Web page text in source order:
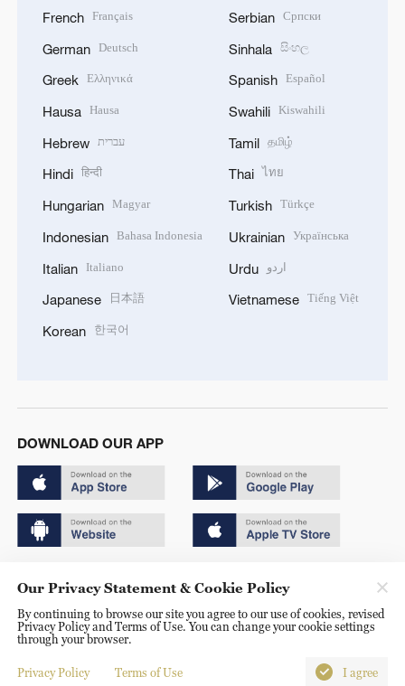
French Français
German Deutsch
Greek Ελληνικά
Hausa Hausa
Hebrew עברית
Hindi हिन्दी
Hungarian Magyar
Indonesian Bahasa Indonesia
Italian Italiano
Japanese 日本語
Korean 한국어
Serbian Српски
Sinhala සිංහල
Spanish Español
Swahili Kiswahili
Tamil தமிழ்
Thai ไทย
Turkish Türkçe
Ukrainian Українська
Urdu اردو
Vietnamese Tiếng Việt
DOWNLOAD OUR APP
京ICP备20000184号
京公网安备 11010502050052号
Disinformation report hotline: 010-85061466
Our Privacy Statement & Cookie Policy
By continuing to browse our site you agree to our use of cookies, revised
Privacy Policy and Terms of Use. You can change your cookie settings
through your browser.
Privacy Policy Terms of Use I agree